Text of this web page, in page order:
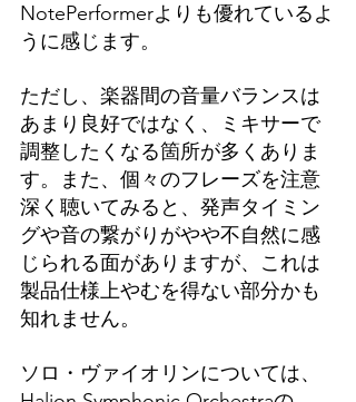
NotePerformerよりも優れているよ
うに感じます。
ただし、楽器間の音量バランスは
あまり良好ではなく、ミキサーで
調整したくなる箇所が多くありま
す。また、個々のフレーズを注意
深く聴いてみると、発声タイミン
グや音の繋がりがやや不自然に感
じられる面がありますが、これは
製品仕様上やむを得ない部分かも
知れません。
ソロ・ヴァイオリンについては、